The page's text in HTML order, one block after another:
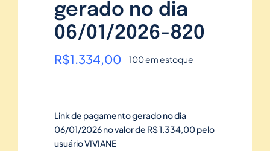
gerado no dia
06/01/2026-820
R$1.334,00 100 em estoque
Link de pagamento gerado no dia
06/01/2026 no valor de R$ 1.334,00 pelo
usuário VIVIANE